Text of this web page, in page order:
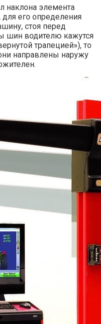
наклона элемента
для его определения
стоя перед
шин водителю кажутся
трапецией»), то
направлены наружу